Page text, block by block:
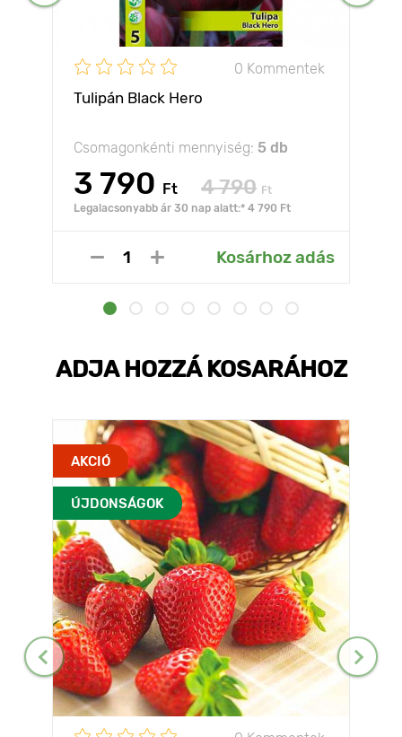
0 Kommentek
Tulipán Black Hero
Csomagonkénti mennyiség: 5 db
3 790 Ft 4 790 Ft
Legalacsonyabb ár 30 nap alatt:* 4 790 Ft
Kosárhoz adás
ADJA HOZZÁ KOSARÁHOZ
AKCIÓ
ÚJDONSÁGOK